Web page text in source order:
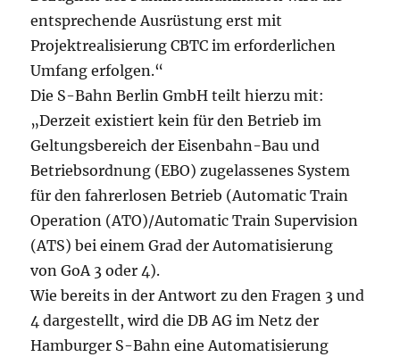
entsprechende Ausrüstung erst mit
Projektrealisierung CBTC im erforderlichen
Umfang erfolgen.“
Die S-Bahn Berlin GmbH teilt hierzu mit:
„Derzeit existiert kein für den Betrieb im
Geltungsbereich der Eisenbahn-Bau und
Betriebsordnung (EBO) zugelassenes System
für den fahrerlosen Betrieb (Automatic Train
Operation (ATO)/Automatic Train Supervision
(ATS) bei einem Grad der Automatisierung
von GoA 3 oder 4).
Wie bereits in der Antwort zu den Fragen 3 und
4 dargestellt, wird die DB AG im Netz der
Hamburger S-Bahn eine Automatisierung